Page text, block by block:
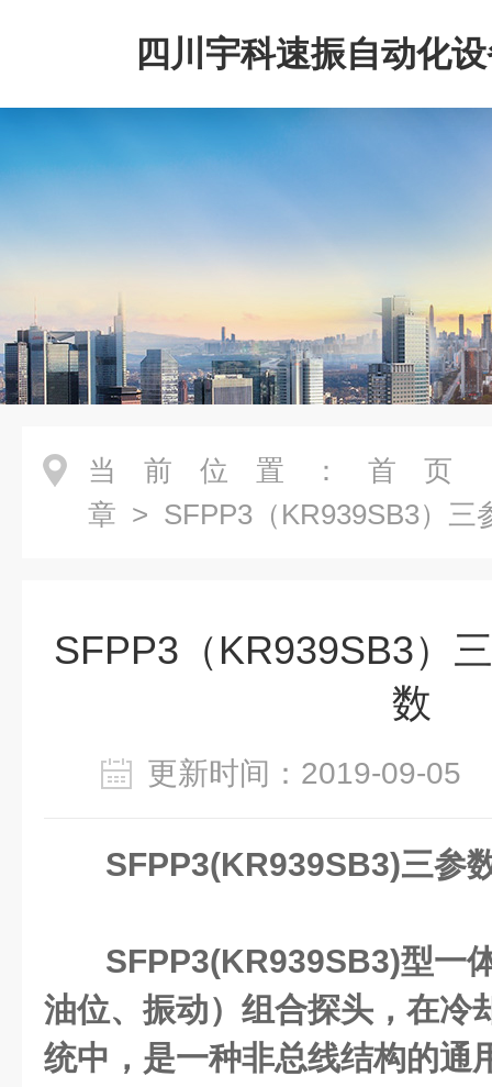
四川宇科速振自动化
公司
当前位置： 首页
章 > SFPP3（KR939SB3）三
SFPP3（KR939SB3）
数
更新时间：2019-09-
SFPP3(KR939SB3)三参
SFPP3(KR939SB3)型一
油位、振动）组合探头，在冷
统中，是一种非总线结构的通